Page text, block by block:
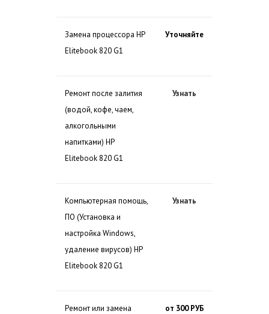
Замена процессора HP
Elitebook 820 G1
Уточняйте
Ремонт после залития
(водой, кофе, чаем,
алкогольными
напитками) HP
Elitebook 820 G1
Узнать
Компьютерная помощь,
ПО (Установка и
настройка Windows,
удаление вирусов) HP
Elitebook 820 G1
Узнать
Ремонт или замена
от 300 РУБ